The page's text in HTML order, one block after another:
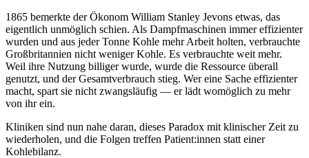
1865 bemerkte der Ökonom William Stanley Jevons etwas, das
eigentlich unmöglich schien. Als Dampfmaschinen immer effizienter
wurden und aus jeder Tonne Kohle mehr Arbeit holten, verbrauchte
Großbritannien nicht weniger Kohle. Es verbrauchte weit mehr.
Weil ihre Nutzung billiger wurde, wurde die Ressource überall
genutzt, und der Gesamtverbrauch stieg. Wer eine Sache effizienter
macht, spart sie nicht zwangsläufig — er lädt womöglich zu mehr
von ihr ein.
Kliniken sind nun nahe daran, dieses Paradox mit klinischer Zeit zu
wiederholen, und die Folgen treffen Patient:innen statt einer
Kohlebilanz.